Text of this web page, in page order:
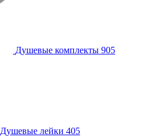
Душевые комплекты 905
Душевые лейки 405